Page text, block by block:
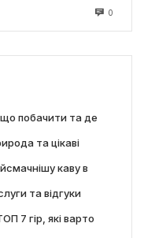
0
що побачити та де
та цікаві
каву в
та відгуки
7 гір, які варто